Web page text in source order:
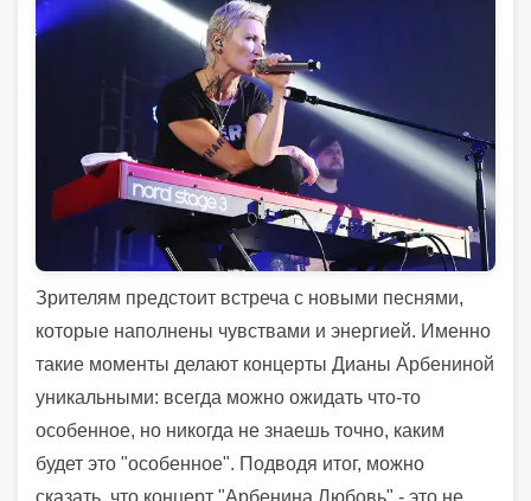
Зрителям предстоит встреча с новыми песнями,
которые наполнены чувствами и энергией. Именно
такие моменты делают концерты Дианы Арбениной
уникальными: всегда можно ожидать что-то
особенное, но никогда не знаешь точно, каким
будет это "особенное". Подводя итог, можно
сказать, что концерт "Арбенина.Любовь" - это не